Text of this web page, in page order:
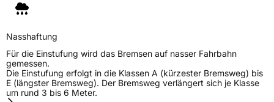
Nasshaftung
Für die Einstufung wird das Bremsen auf nasser Fahrbahn
gemessen.
Die Einstufung erfolgt in die Klassen A (kürzester Bremsweg) bis
E (längster Bremsweg). Der Bremsweg verlängert sich je Klasse
um rund 3 bis 6 Meter.